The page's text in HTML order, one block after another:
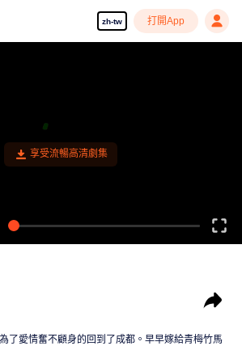
zh-tw 打開App
享受流暢高清劇集
了愛情奮不顧身的回到了成都。早早嫁給青梅竹馬